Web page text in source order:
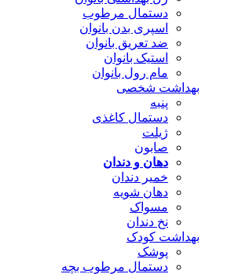
دستمال مرطوب
اسپری بدن بانوان
ضد تعریق بانوان
استیک بانوان
مام رول بانوان
بهداشت شخصی
پنبه
دستمال کاغذی
ژیلت
صابون
دهان و دندان
خمیر دندان
دهان شویه
مسواک
نخ دندان
بهداشت کودک
پوشک
دستمال مرطوب بچه